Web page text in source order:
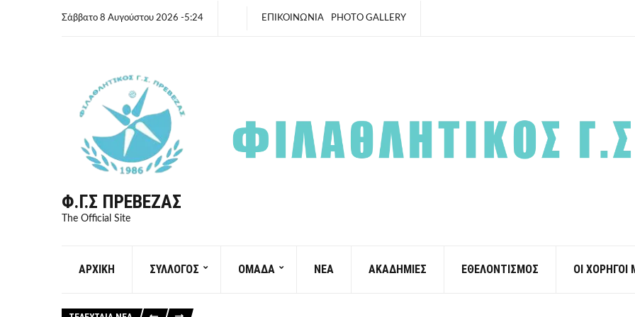
Σάββατο 8 Αυγούστου 2026 -5:24 ΕΠΙΚΟΙΝΩΝΙΑ PHOTO GALLERY
Φ.Γ.Σ ΠΡΈΒΕΖΑΣ
The Official Site
ΑΡΧΙΚΗ ΣΥΛΛΟΓΟΣ ΟΜΑΔΑ ΝΕΑ ΑΚΑΔΗΜΙΕΣ ΕΘΕΛΟΝΤΙΣΜΟΣ ΟΙ ΧΟΡΗΓΟΙ